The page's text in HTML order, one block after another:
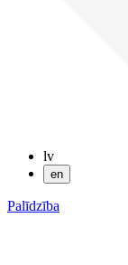
lv
en
Palīdzība